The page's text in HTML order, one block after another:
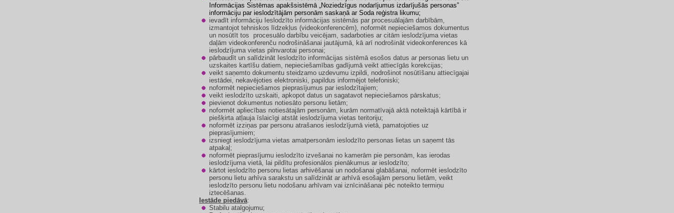
Informācijas Sistēmas apakšsistēmā „Noziedzīgus nodarījumus izdarījušās personas”
informāciju par ieslodzītājām personām saskaņā ar Soda reģistra likumu;
ievadīt informāciju Ieslodzīto informācijas sistēmās par procesuālajām darbībām,
izmantojot tehniskos līdzekļus (videokonferencēm), noformēt nepieciešamos dokumentus
un nosūtīt tos procesuālo darbību veicējam, sadarboties ar citām ieslodzījuma vietas
daļām videokonferenču nodrošināšanai jautājumā, kā arī nodrošināt videokonferences kā
ieslodzījuma vietas pilnvarotai personai;
pārbaudīt un salīdzināt Ieslodzīto informācijas sistēmā esošos datus ar personas lietu un
uzskaites kartīšu datiem, nepieciešamības gadījumā veikt attiecīgās korekcijas;
veikt saņemto dokumentu steidzamo uzdevumu izpildi, nodrošinot nosūtīšanu attiecīgajai
iestādei, nekavējoties elektroniski, papildus informējot telefoniski;
noformēt nepieciešamos pieprasījumus par ieslodzītajiem;
veikt ieslodzīto uzskaiti, apkopot datus un sagatavot nepieciešamos pārskatus;
pievienot dokumentus notiesāto personu lietām;
noformēt apliecības notiesātajām personām, kurām normatīvajā aktā noteiktajā kārtībā ir
piešķirta atļauja īslaicīgi atstāt ieslodzījuma vietas teritoriju;
noformēt izziņas par personu atrašanos ieslodzījumā vietā, pamatojoties uz
pieprasījumiem;
izsniegt ieslodzījuma vietas amatpersonām ieslodzīto personas lietas un saņemt tās
atpakaļ;
noformēt pieprasījumu ieslodzīto izvešanai no kamerām pie personām, kas ierodas
ieslodzījuma vietā, lai pildītu profesionālos pienākumus ar ieslodzīto;
kārtot ieslodzīto personu lietas arhivēšanai un nodošanai glabāšanai, noformēt ieslodzīto
personu lietu arhīva sarakstu un salīdzināt ar arhīvā esošajām personu lietām, veikt
ieslodzīto personu lietu nodošanu arhīvam vai iznīcināšanai pēc noteikto termiņu
iztecēšanas.
Iestāde piedāvā:
Stabilu atalgojumu;